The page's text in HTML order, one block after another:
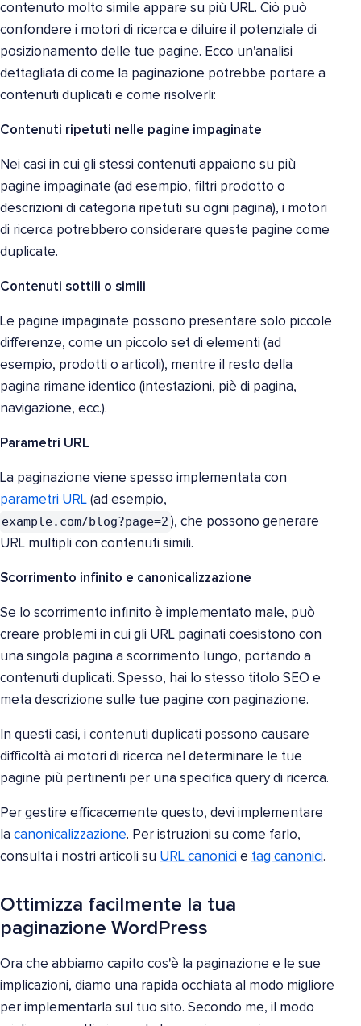
contenuto molto simile appare su più URL. Ciò può
confondere i motori di ricerca e diluire il potenziale di
posizionamento delle tue pagine. Ecco un'analisi
dettagliata di come la paginazione potrebbe portare a
contenuti duplicati e come risolverli:
Contenuti ripetuti nelle pagine impaginate
Nei casi in cui gli stessi contenuti appaiono su più
pagine impaginate (ad esempio, filtri prodotto o
descrizioni di categoria ripetuti su ogni pagina), i motori
di ricerca potrebbero considerare queste pagine come
duplicate.
Contenuti sottili o simili
Le pagine impaginate possono presentare solo piccole
differenze, come un piccolo set di elementi (ad
esempio, prodotti o articoli), mentre il resto della
pagina rimane identico (intestazioni, piè di pagina,
navigazione, ecc.).
Parametri URL
La paginazione viene spesso implementata con
parametri URL (ad esempio,
example.com/blog?page=2 ), che possono generare
URL multipli con contenuti simili.
Scorrimento infinito e canonicalizzazione
Se lo scorrimento infinito è implementato male, può
creare problemi in cui gli URL paginati coesistono con
una singola pagina a scorrimento lungo, portando a
contenuti duplicati. Spesso, hai lo stesso titolo SEO e
meta descrizione sulle tue pagine con paginazione.
In questi casi, i contenuti duplicati possono causare
difficoltà ai motori di ricerca nel determinare le tue
pagine più pertinenti per una specifica query di ricerca.
Per gestire efficacemente questo, devi implementare
la canonicalizzazione. Per istruzioni su come farlo,
consulta i nostri articoli su URL canonici e tag canonici.
Ottimizza facilmente la tua
paginazione WordPress
Ora che abbiamo capito cos'è la paginazione e le sue
implicazioni, diamo una rapida occhiata al modo migliore
per implementarla sul tuo sito. Secondo me, il modo